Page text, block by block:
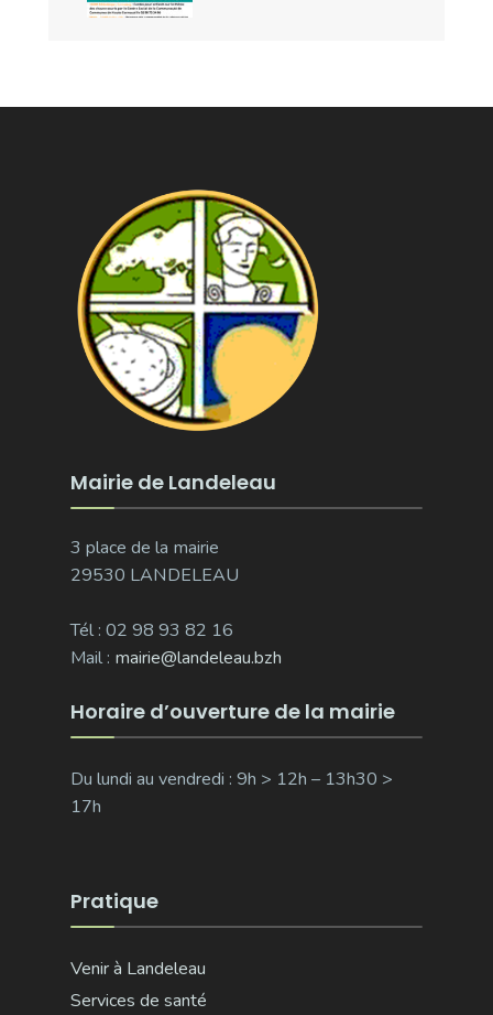
Mairie de Landeleau
3 place de la mairie
29530 LANDELEAU
Tél : 02 98 93 82 16
Mail : mairie@landeleau.bzh
Horaire d’ouverture de la mairie
Du lundi au vendredi : 9h > 12h – 13h30 >
17h
Pratique
Venir à Landeleau
Services de santé